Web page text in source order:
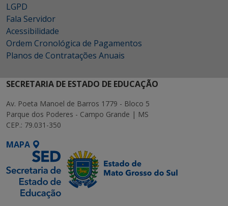
LGPD
Fala Servidor
Acessibilidade
Ordem Cronológica de Pagamentos
Planos de Contratações Anuais
SECRETARIA DE ESTADO DE EDUCAÇÃO
Av. Poeta Manoel de Barros 1779 - Bloco 5
Parque dos Poderes - Campo Grande | MS
CEP.: 79.031-350
MAPA